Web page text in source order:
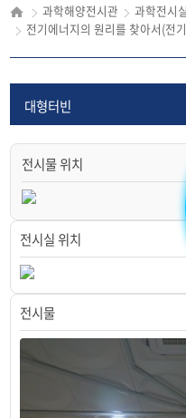
과학해양전시관
과학전시실
전기에너지의 원리를 찾아서(전
손전지
볼타전지
연료전지
압전소자를 이용한 발전
풍력발전
대형터빈
전시물 위치
전시실 위치
전시물